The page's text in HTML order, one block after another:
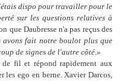
dispo pour travailler pour le
sur les questions relatives à
que Daubresse n'a pas reçus des
avons fait notre boulot plus que
de signes de l'autre côté.»
fil et répond rapidement aux
les ego en berne. Xavier Darcos,